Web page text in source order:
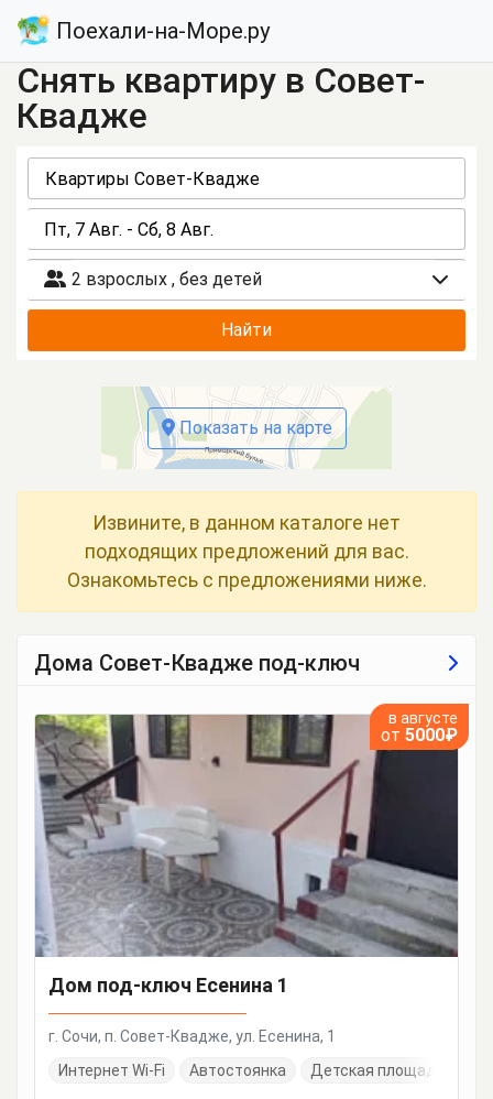
Поехали-на-Море.ру
Снять квартиру в Совет-
Квадже
2 взрослых , без детей
Найти
Показать на карте
Извините, в данном каталоге нет
подходящих предложений для вас.
Ознакомьтесь с предложениями ниже.
Дома Совет-Квадже под-ключ
в августе
от 5000₽
Дом под-ключ Есенина 1
г. Сочи, п. Совет-Квадже, ул. Есенина, 1
Интернет Wi-Fi
Автостоянка Детская площадка